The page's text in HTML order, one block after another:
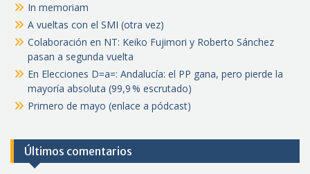
In memoriam
A vueltas con el SMI (otra vez)
Colaboración en NT: Keiko Fujimori y Roberto Sánchez
pasan a segunda vuelta
En Elecciones D=a=: Andalucía: el PP gana, pero pierde la
mayoría absoluta (99,9 % escrutado)
Primero de mayo (enlace a pódcast)
Últimos comentarios